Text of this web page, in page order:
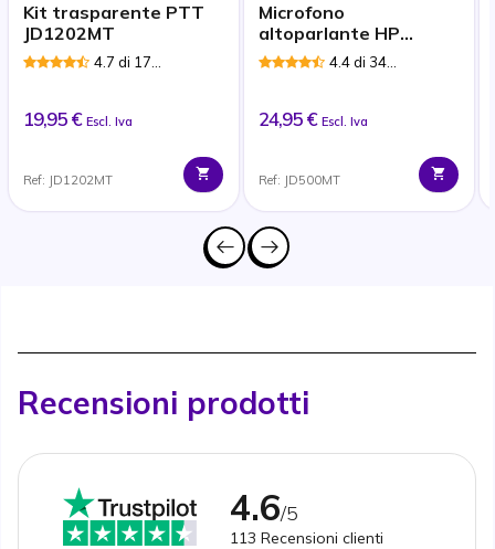
Kit trasparente PTT
JD1202MT
4.7 di 17
19,95 € Escl. Iva
Ref: JD1202MT
Microfono
altoparlante HP
JD500MT per Motorola
4.4 di 34
24,95 € Escl. Iva
Ref: JD500MT
Recensioni prodotti
4.6/5
113 Recensioni clienti